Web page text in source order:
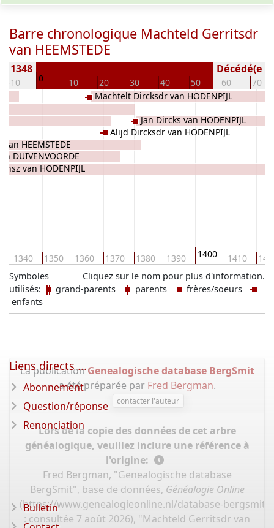
Barre chronologique Machteld Gerritsdr
van HEEMSTEDE
-10 0 10 20 30 40 50 60 70
1348 Décédé(e /
1340 1350 1360 1370 1380 1390 1400 1410
HEEMSTEDE
DUIVENVOORDE
van HODENPIJL
Machtelt Dircksdr van HODENPIJL
Alijd Dircksdr van HODENPIJL
Jan Dircks van HODENPIJL
Cliquez sur le nom pour plus d'information.
Symboles
utilisés:
grand-parents parents
frères/soeurs
enfants
La publicationGenealogische database BergSmit
a été préparée par Fred Bergman.
contacter l'auteur
Lors de la copie des données de cet arbre
généalogique, veuillez inclure une référence à
l'origine:
Fred Bergman, "Genealogische database
BergSmit", base de données, Généalogie Online
(https://www.genealogieonline.nl/database-bergsmit/
: consultée 7 août 2026), "Machteld Gerritsdr van
Liens directs ...
Abonnement
Question/réponse
Renonciation
Bulletin